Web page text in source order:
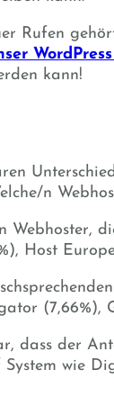
Rufen
kann!
n
Webhoster,
Host
(7,66%),
dass der
wie